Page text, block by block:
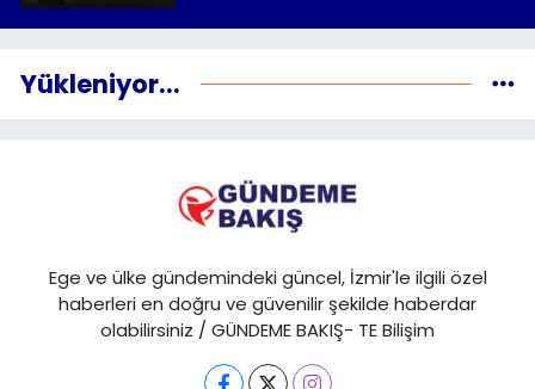
Yükleniyor...
Ege ve ülke gündemindeki güncel, İzmir'le ilgili özel
haberleri en doğru ve güvenilir şekilde haberdar
olabilirsiniz / GÜNDEME BAKIŞ- TE Bilişim